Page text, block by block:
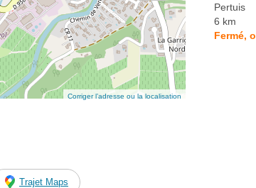
Corriger l’adresse ou la localisation
Trajet Maps
Pertuis
6 km
Fermé,